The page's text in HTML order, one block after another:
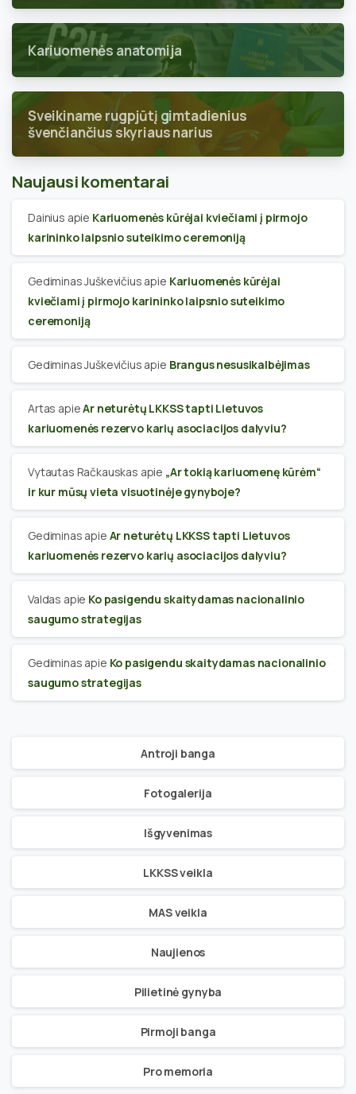
Kariuomenės anatomija
Sveikiname rugpjūtį gimtadienius
švenčiančius skyriaus narius
Naujausi komentarai
Dainius apie Kariuomenės kūrėjai kviečiami į pirmojo
karininko laipsnio suteikimo ceremoniją
Gediminas Juškevičius apie Kariuomenės kūrėjai
kviečiami į pirmojo karininko laipsnio suteikimo
ceremoniją
Gediminas Juškevičius apie Brangus nesusikalbėjimas
Artas apieAr neturėtų LKKSS tapti Lietuvos
kariuomenės rezervo karių asociacijos dalyviu?
Vytautas Račkauskas apie „Ar tokią kariuomenę kūrėm“
ir kur mūsų vieta visuotinėje gynyboje?
Gediminas apie Ar neturėtų LKKSS tapti Lietuvos
kariuomenės rezervo karių asociacijos dalyviu?
Valdas apie Ko pasigendu skaitydamas nacionalinio
saugumo strategijas
Gediminas apie Ko pasigendu skaitydamas nacionalinio
saugumo strategijas
Antroji banga
Fotogalerija
Išgyvenimas
LKKSS veikla
MAS veikla
Naujienos
Pilietinė gynyba
Pirmoji banga
Pro memoria